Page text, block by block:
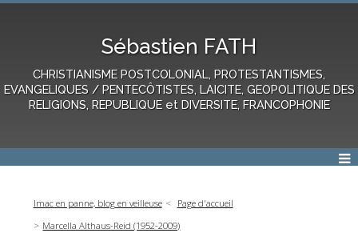
Sébastien FATH
CHRISTIANISME POSTCOLONIAL, PROTESTANTISMES,
EVANGELIQUES / PENTECÔTISTES, LAICITE, GEOPOLITIQUE DES
RELIGIONS, REPUBLIQUE et DIVERSITE, FRANCOPHONIE
Imac en panne, blog en veilleuse
Page d'accueil
Marcella Althaus-Reid (1952-2009)